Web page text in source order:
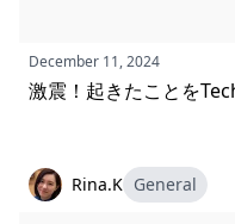
December 11, 2024
激震！起きたことを
Rina.K General